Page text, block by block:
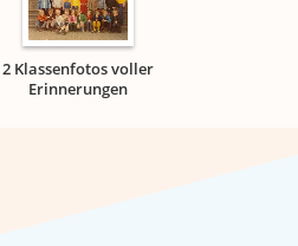
2 Klassenfotos voller
Erinnerungen